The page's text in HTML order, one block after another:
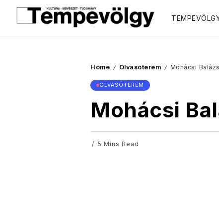
Home / Olvasóterem / Mohácsi
OLVASÓTEREM
Mohácsi
5 Mins Read